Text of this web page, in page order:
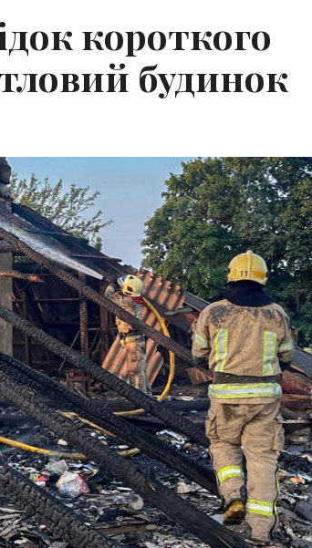
короткого
будинок